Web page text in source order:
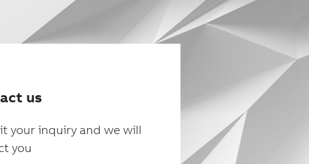
us
your inquiry and we will
you